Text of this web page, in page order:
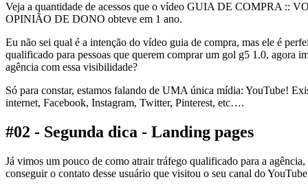
Veja a quantidade de acessos que o vídeo GUIA DE COMPRA ::
OPINIÃO DE DONO obteve em 1 ano.
Eu não sei qual é a intenção do vídeo guia de compra, mas ele é
qualificado para pessoas que querem comprar um gol g5 1.0, agora
agência com essa visibilidade?
Só para constar, estamos falando de UMA única mídia: YouTube!
internet, Facebook, Instagram, Twitter, Pinterest, etc….
#02 - Segunda dica - Landing pages
Já vimos um pouco de como atrair tráfego qualificado para a
conseguir o contato desse usuário que visitou o seu canal do